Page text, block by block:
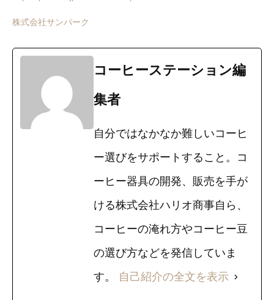
株式会社サンパーク
コーヒーステーション編
集者
自分ではなかなか難しいコーヒ
ー選びをサポートすること。コ
ーヒー器具の開発、販売を手が
ける株式会社ハリオ商事自ら、
コーヒーの淹れ方やコーヒー豆
の選び方などを発信していま
す。 自己紹介の全文を表示